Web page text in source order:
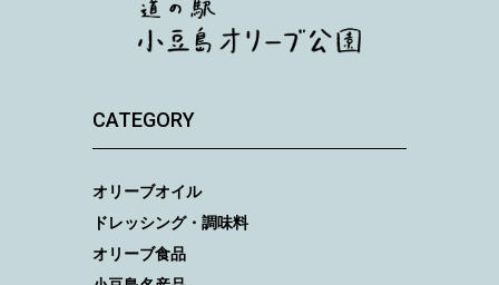
CATEGORY
オリーブオイル
ドレッシング・調味料
オリーブ食品